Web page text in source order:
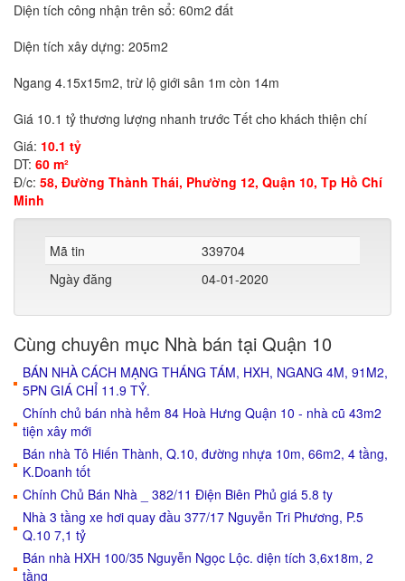
Diện tích công nhận trên sổ: 60m2 đất
Diện tích xây dựng: 205m2
Ngang 4.15x15m2, trừ lộ giới sân 1m còn 14m
Giá 10.1 tỷ thương lượng nhanh trước Tết cho khách thiện chí
Giá: 10.1 tỷ
DT: 60 m²
Đ/c: 58, Đường Thành Thái, Phường 12, Quận 10, Tp Hồ Chí
Minh
Mã tin
339704
Ngày đăng
04-01-2020
Cùng chuyên mục Nhà bán tại Quận 10
BÁN NHÀ CÁCH MẠNG THÁNG TÁM, HXH, NGANG 4M, 91M2,
5PN GIÁ CHỈ 11.9 TỶ.
Chính chủ bán nhà hẻm 84 Hoà Hưng Quận 10 - nhà cũ 43m2
tiện xây mới
Bán nhà Tô Hiến Thành, Q.10, đường nhựa 10m, 66m2, 4 tầng,
K.Doanh tốt
Chính Chủ Bán Nhà _ 382/11 Điện Biên Phủ giá 5.8 ty
Nhà 3 tầng xe hơi quay đầu 377/17 Nguyễn Tri Phương, P.5
Q.10 7,1 tỷ
Bán nhà HXH 100/35 Nguyễn Ngọc Lộc. diện tích 3,6x18m, 2
tầng